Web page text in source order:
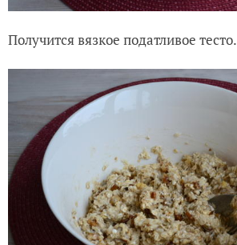
Получится вязкое податливое тесто.